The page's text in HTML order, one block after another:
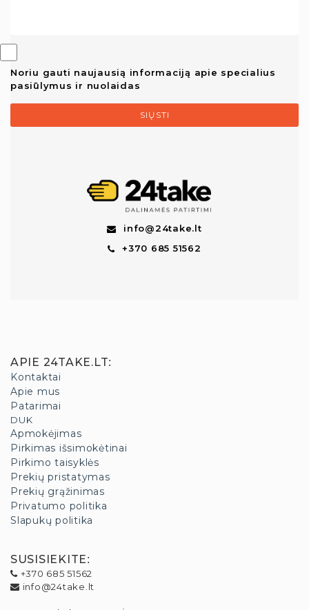
Noriu gauti naujausią informaciją apie specialius
pasiūlymus ir nuolaidas
SIŲSTI
info@24take.lt
+370 685 51562
APIE 24TAKE.LT:
Kontaktai
Apie mus
Patarimai
DUK
Apmokėjimas
Pirkimas išsimokėtinai
Pirkimo taisyklės
Prekių pristatymas
Prekių grąžinimas
Privatumo politika
Slapukų politika
SUSISIEKITE:
+370 685 51562
info@24take.lt